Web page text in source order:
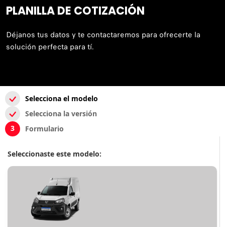
PLANILLA DE COTIZACIÓN
Déjanos tus datos y te contactaremos para ofrecerte la
solución perfecta para tí.